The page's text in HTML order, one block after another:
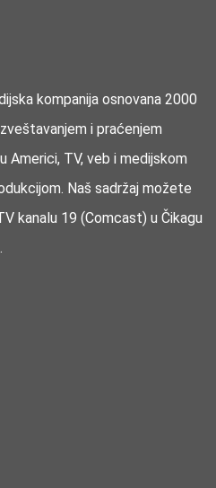
kompanija osnovana 2000
i praćenjem
Americi, TV, veb i medijskom
Naš sadržaj možete
kanalu 19 (Comcast) u Čikagu